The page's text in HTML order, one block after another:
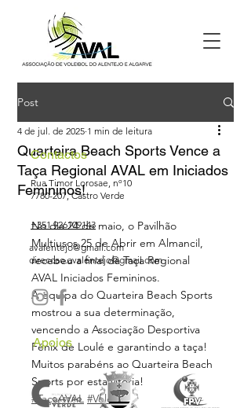
Post
Quarteira Beach Sports Vence a
Taça Regional AVAL em Iniciados
Femininos!
4 de jul. de 2025 1 min de leitura
No dia 24 de maio, o Pavilhão
Multiusos 25 de Abrir em Almancil,
recebeu a final da Taça Regional
AVAL Iniciados Femininos.
A equipa do Quarteira Beach Sports
mostrou a sua determinação,
vencendo a Associação Desportiva
Fénix de Loulé e garantindo a taça!
Muitos parabéns ao Quarteira Beach
Sports por esta vitória!
#TaçaAVAL #Volei
Contactos
Rua Timor Lorosae, nº10
7780-207, Castro Verde
+351 926109143
avalentejo@gmail.com
direccao.avalentejo@gmail.com
Apoios